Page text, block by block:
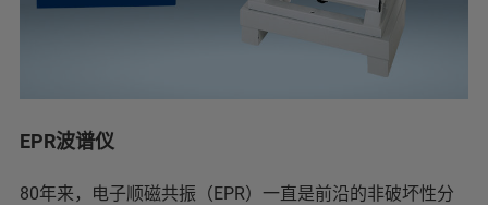
EPR波谱仪
80年来，电子顺磁共振（EPR）一直是前沿的非破坏性分